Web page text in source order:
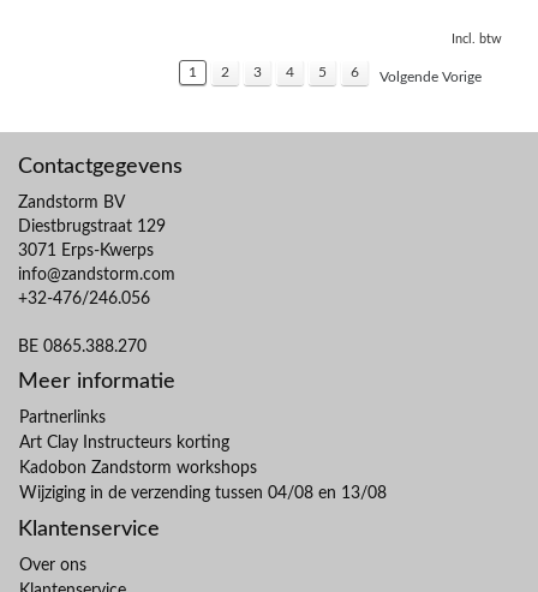
Incl. btw
1 2 3 4 5 6 Volgende Vorige
Contactgegevens
Zandstorm BV
Diestbrugstraat 129
3071 Erps-Kwerps
info@zandstorm.com
+32-476/246.056
BE 0865.388.270
Meer informatie
Partnerlinks
Art Clay Instructeurs korting
Kadobon Zandstorm workshops
Wijziging in de verzending tussen 04/08 en 13/08
Klantenservice
Over ons